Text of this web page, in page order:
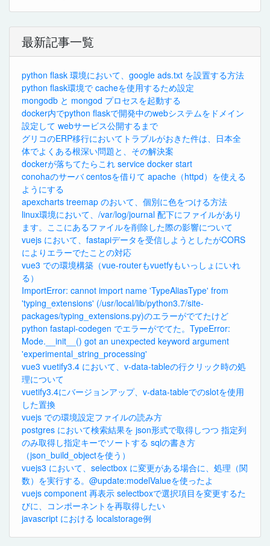
最新記事一覧
python flask 環境において、google ads.txt を設置する方法
python flask環境で cacheを使用するため設定
mongodb と mongod プロセスを起動する
docker内でpython flaskで開発中のwebシステムをドメイン
設定して webサービス公開するまで
グリコのERP移行においてトラブルがおきた件は、日本全
体でよくある根深い問題と、その解決案
dockerが落ちてたらこれ service docker start
conohaのサーバ centosを借りて apache（httpd）を使える
ようにする
apexcharts treemap のおいて、個別に色をつける方法
linux環境において、/var/log/journal 配下にファイルがあり
ます。ここにあるファイルを削除した際の影響について
vuejs において、fastapiデータを受信しようとしたがCORS
によりエラーでたことの対応
vue3 での環境構築（vue-routerもvuetfyもいっしょにいれ
る）
ImportError: cannot import name 'TypeAliasType' from
'typing_extensions' (/usr/local/lib/python3.7/site-
packages/typing_extensions.py)のエラーがでてたけど
python fastapi-codegen でエラーがでてた。TypeError:
Mode.__init__() got an unexpected keyword argument
'experimental_string_processing'
vue3 vuetify3.4 において、v-data-tableの行クリック時の処
理について
vuetify3.4にバージョンアップ、v-data-tableでのslotを使用
した置換
vuejs での環境設定ファイルの読み方
postgres において検索結果を json形式で取得しつつ 指定列
のみ取得し指定キーでソートする sqlの書き方
（json_build_objectを使う）
vuejs3 において、selectbox に変更がある場合に、処理（関
数）を実行する。@update:modelValueを使ったよ
vuejs component 再表示 selectboxで選択項目を変更するた
びに、コンポーネントを再取得したい
javascript における localstorage例